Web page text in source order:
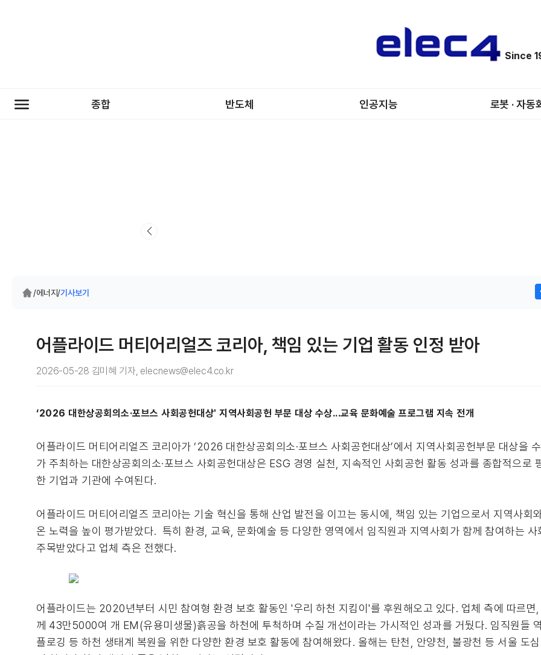
Since
종합 반도체 인공지능 로봇 · 자동
/에너지 /기사보기
어플라이드 머티어리얼즈 코리아, 책임 있는 기업 활동 인정 받아
2026-05-28 김미혜 기자, elecnews@elec4.co.kr
‘2026 대한상공회의소·포브스 사회공헌대상' 지역사회공헌 부문 대상 수상...교육 문화예술 프로그램 지속 전개
어플라이드 머티어리얼즈 코리아가 ‘2026 대한상공회의소·포브스 사회공헌대상’에서 지역사회공헌부문 대상을
가 주최하는 대한상공회의소·포브스 사회공헌대상은 ESG 경영 실천, 지속적인 사회공헌 활동 성과를 종합적으로
한 기업과 기관에 수여된다.
어플라이드 머티어리얼즈 코리아는 기술 혁신을 통해 산업 발전을 이끄는 동시에, 책임 있는 기업으로서 지역사회
온 노력을 높이 평가받았다. 특히 환경, 교육, 문화예술 등 다양한 영역에서 임직원과 지역사회가 함께 참여하는
주목받았다고 업체 측은 전했다.
어플라이드는 2020년부터 시민 참여형 환경 보호 활동인 '우리 하천 지킴이'를 후원해오고 있다. 업체 측에 따르
께 43만5000여 개 EM(유용미생물)흙공을 하천에 투척하며 수질 개선이라는 가시적인 성과를 거뒀다. 임직원들
플로깅 등 하천 생태계 복원을 위한 다양한 환경 보호 활동에 참여해왔다. 올해는 탄천, 안양천, 불광천 등 서울 도